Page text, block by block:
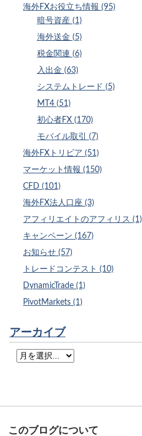
海外FXお役立ち情報 (95)
暗号資産 (1)
海外送金 (5)
税金関連 (6)
入出金 (63)
システムトレード (5)
MT4 (51)
初心者FX (170)
モバイル取引 (7)
海外FXトリビア (51)
マーケット情報 (150)
CFD (101)
海外FX法人口座 (3)
アフィリエイトのアフィリス (1)
キャンペーン (167)
お知らせ (57)
トレードコンテスト (10)
DynamicTrade (1)
PivotMarkets (1)
アーカイブ
このブログについて